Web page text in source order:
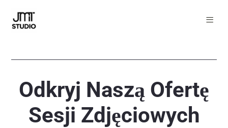
Odkryj Naszą Ofertę
Sesji Zdjęciowych